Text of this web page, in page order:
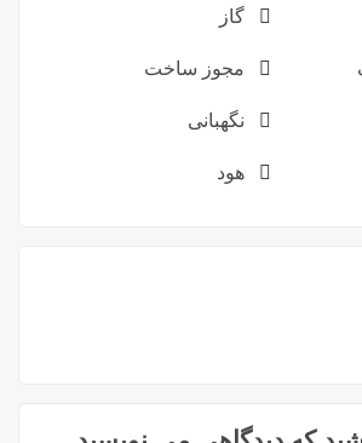
گاز
مجوز ساخت
نگهبانی
هود